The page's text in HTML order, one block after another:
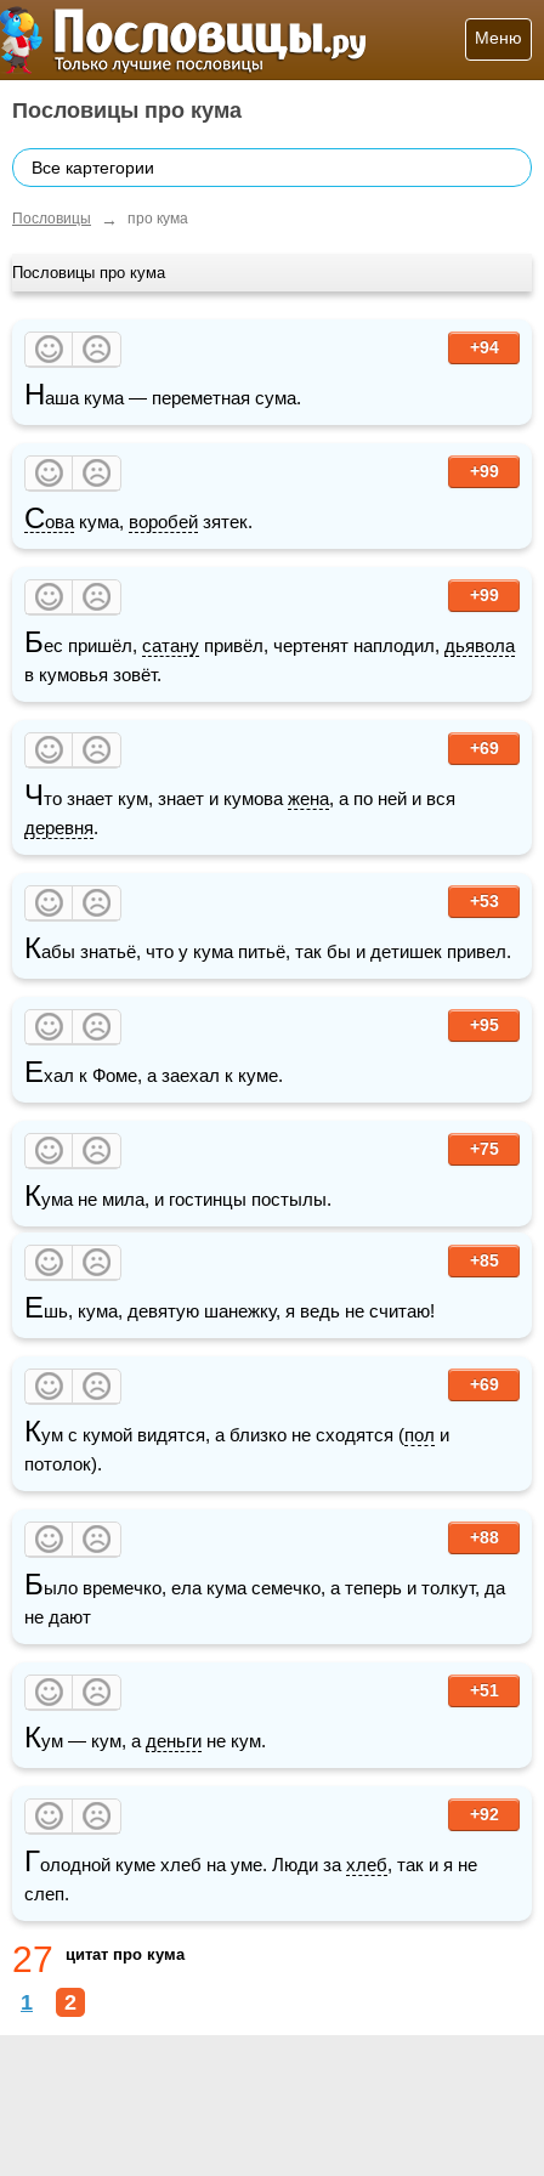
Меню
Пословицы про кума
Все картегории
Пословицы → про кума
Пословицы про кума
+94
Наша кума — переметная сума.
+99
Сова кума, воробей зятек.
+99
Бес пришёл, сатану привёл, чертенят наплодил, дьявола
в кумовья зовёт.
+69
Что знает кум, знает и кумова жена
деревня.
+53
Кабы знатьё, что у кума питьё, так бы и детишек привел.
+95
Ехал к Фоме, а заехал к куме.
+75
Кума не мила, и гостинцы постылы.
+85
Ешь, кума, девятую шанежку, я ведь не считаю!
+69
Кум с кумой видятся, а близко не сходятся (пол и
потолок).
+88
Было времечко, ела кума семечко, а теперь и толкут, да
не дают
+51
Кум — кум, а деньги не кум.
+92
Голодной куме хлеб на уме. Люди за хлеб, так и я не
слеп.
27 цитат про кума
1 2